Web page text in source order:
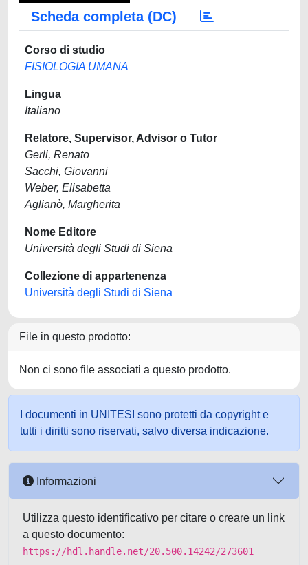
Scheda completa (DC)
Corso di studio
FISIOLOGIA UMANA
Lingua
Italiano
Relatore, Supervisor, Advisor o Tutor
Gerli, Renato
Sacchi, Giovanni
Weber, Elisabetta
Aglianò, Margherita
Nome Editore
Università degli Studi di Siena
Collezione di appartenenza
Università degli Studi di Siena
File in questo prodotto:
Non ci sono file associati a questo prodotto.
I documenti in UNITESI sono protetti da copyright e
tutti i diritti sono riservati, salvo diversa indicazione.
Informazioni
Utilizza questo identificativo per citare o creare un link
a questo documento:
https://hdl.handle.net/20.500.14242/273601